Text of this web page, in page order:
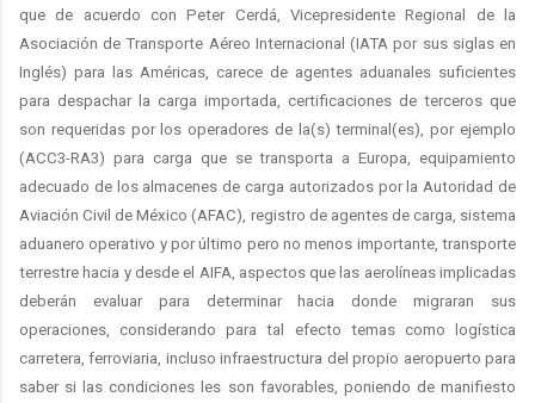
que de acuerdo con Peter Cerdá, Vicepresidente Regional de la
Asociación de Transporte Aéreo Internacional (IATA por sus siglas en
Inglés) para las Américas, carece de agentes aduanales suficientes
para despachar la carga importada, certificaciones de terceros que
son requeridas por los operadores de la(s) terminal(es), por ejemplo
(ACC3-RA3) para carga que se transporta a Europa, equipamiento
adecuado de los almacenes de carga autorizados por la Autoridad de
Aviación Civil de México (AFAC), registro de agentes de carga, sistema
aduanero operativo y por último pero no menos importante, transporte
terrestre hacia y desde el AIFA, aspectos que las aerolíneas implicadas
deberán evaluar para determinar hacia donde migraran sus
operaciones, considerando para tal efecto temas como logística
carretera, ferroviaria, incluso infraestructura del propio aeropuerto para
saber si las condiciones les son favorables, poniendo de manifiesto